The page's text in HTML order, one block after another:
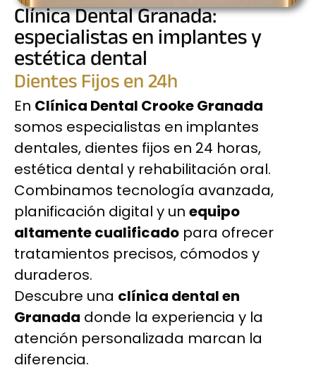
Clínica Dental Granada:
especialistas en implantes y
estética dental
Dientes Fijos en 24h
En Clínica Dental Crooke Granada
somos especialistas en implantes
dentales, dientes fijos en 24 horas,
estética dental y rehabilitación oral.
Combinamos tecnología avanzada,
planificación digital y un equipo
altamente cualificado para ofrecer
tratamientos precisos, cómodos y
duraderos.
Descubre una clínica dental en
Granada donde la experiencia y la
atención personalizada marcan la
diferencia.